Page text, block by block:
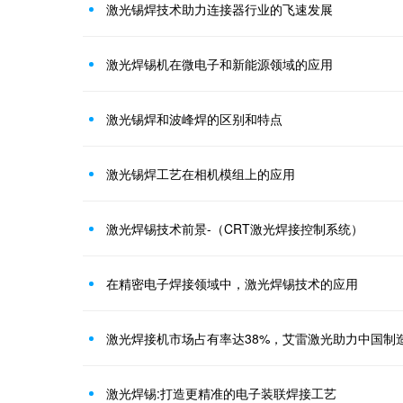
激光锡焊技术助力连接器行业的飞速发展
激光焊锡机在微电子和新能源领域的应用
激光锡焊和波峰焊的区别和特点
激光锡焊工艺在相机模组上的应用
激光焊锡技术前景-（CRT激光焊接控制系统）
在精密电子焊接领域中，激光焊锡技术的应用
激光焊接机市场占有率达38%，艾雷激光助力中国制
激光焊锡:打造更精准的电子装联焊接工艺